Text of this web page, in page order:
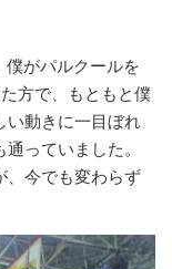
僕がパルクールを
方で、もともと僕
い動きに一目ぼれ
っていました。
、今でも変わらず